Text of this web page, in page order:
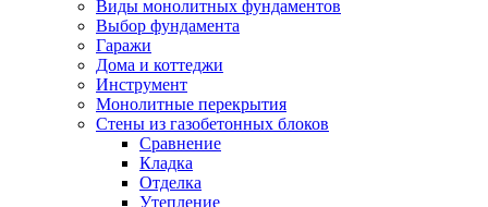
Виды монолитных фундаментов
Выбор фундамента
Гаражи
Дома и коттеджи
Инструмент
Монолитные перекрытия
Стены из газобетонных блоков
Сравнение
Кладка
Отделка
Утепление